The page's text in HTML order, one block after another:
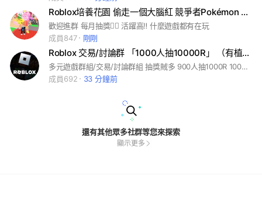
Roblox培養花園 偷走一個大腦紅 競爭者Pokémon Go（全遊戲聊天交易單挑群
歡迎進群 每月抽獎🫪🫪 活躍高‼️ 什麼遊戲都有在玩
成員847
剛剛
Roblox 交易/討論群 「1000人抽10000R」 （有植物大戰腦紅和偷走腦紅或各遊戲的抽獎）
多元遊戲群組/交易/討論群組 抽獎賊多 900人抽1000R 1000人抽10000R #roblox #blox Fruits #海賊王 #steal a brainrot #培養花園 #grow a garden #偷走腦紅
成員692
33 分鐘前
還有其他眾多社群等您來探索
顯示更多